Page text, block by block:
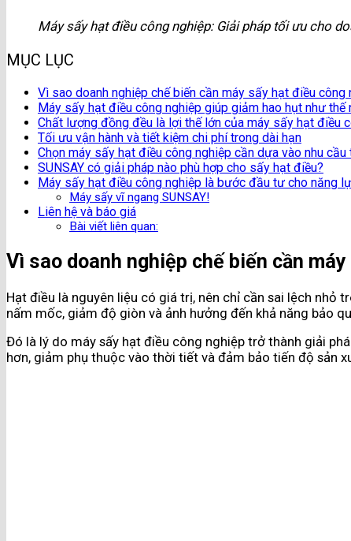
Máy sấy hạt điều công nghiệp: Giải pháp tối ưu cho
MỤC LỤC
Vì sao doanh nghiệp chế biến cần máy sấy hạt điều công
Máy sấy hạt điều công nghiệp giúp giảm hao hụt như thế
Chất lượng đồng đều là lợi thế lớn của máy sấy hạt điều
Tối ưu vận hành và tiết kiệm chi phí trong dài hạn
Chọn máy sấy hạt điều công nghiệp cần dựa vào nhu cầu
SUNSAY có giải pháp nào phù hợp cho sấy hạt điều?
Máy sấy hạt điều công nghiệp là bước đầu tư cho năng
Máy sấy vĩ ngang SUNSAY!
Liên hệ và báo giá
Bài viết liên quan:
Vì sao doanh nghiệp chế biến cần
Hạt điều là nguyên liệu có giá trị, nên chỉ cần sai lệch nhỏ
nấm mốc, giảm độ giòn và ảnh hưởng đến khả năng bảo
Đó là lý do máy sấy hạt điều công nghiệp trở thành giải
hơn, giảm phụ thuộc vào thời tiết và đảm bảo tiến độ sản